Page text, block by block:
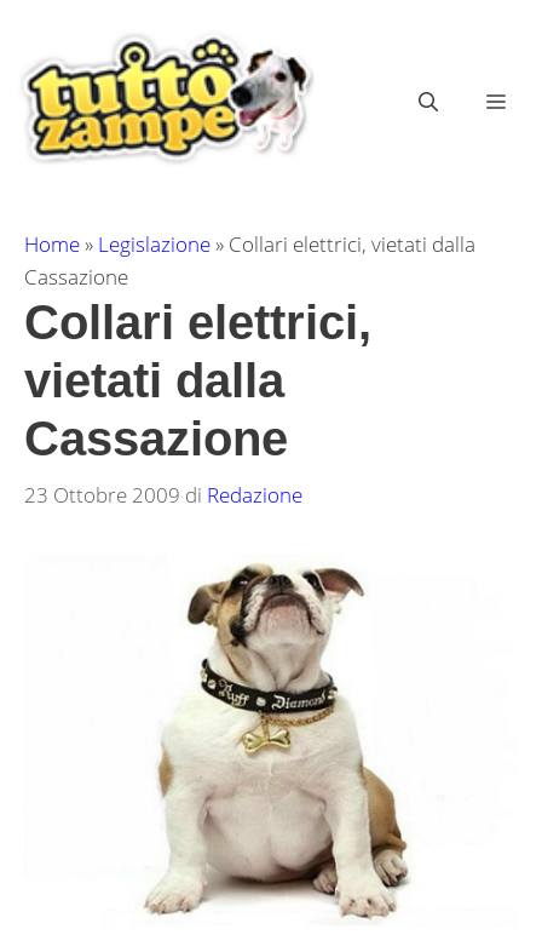
contenuto
Home» Legislazione» Collari elettrici, vietati dalla
Cassazione
Collari elettrici,
vietati dalla
Cassazione
23 Ottobre 2009 di Redazione